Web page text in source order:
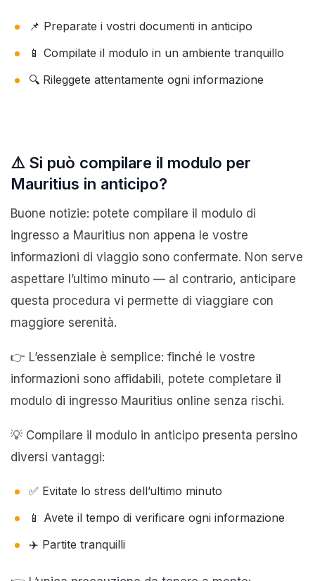
📌 Preparate i vostri documenti in anticipo
📱 Compilate il modulo in un ambiente tranquillo
🔍 Rileggete attentamente ogni informazione
⚠️ Si può compilare il modulo per
Mauritius in anticipo?
Buone notizie: potete compilare il modulo di
ingresso a Mauritius non appena le vostre
informazioni di viaggio sono confermate. Non serve
aspettare l’ultimo minuto — al contrario, anticipare
questa procedura vi permette di viaggiare con
maggiore serenità.
👉 L’essenziale è semplice: finché le vostre
informazioni sono affidabili, potete completare il
modulo di ingresso Mauritius online senza rischi.
💡 Compilare il modulo in anticipo presenta persino
diversi vantaggi:
✅ Evitate lo stress dell’ultimo minuto
📱 Avete il tempo di verificare ogni informazione
✈️ Partite tranquilli